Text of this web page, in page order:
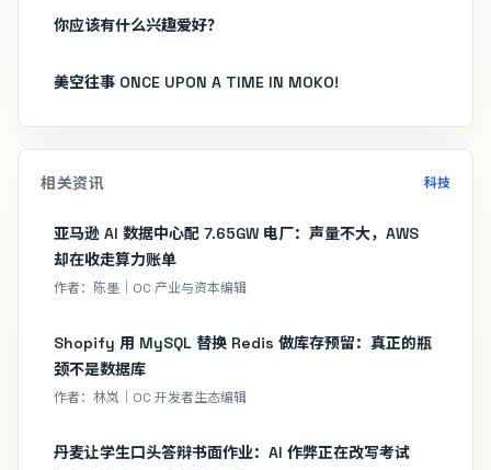
你应该有什么兴趣爱好？
美空往事 ONCE UPON A TIME IN MOKO!
相关资讯 科技
亚马逊 AI 数据中心配 7.65GW 电厂：声量不大，AWS
却在收走算力账单
作者：陈墨｜OC 产业与资本编辑
Shopify 用 MySQL 替换 Redis 做库存预留：真正的瓶
颈不是数据库
作者：林岚｜OC 开发者生态编辑
丹麦让学生口头答辩书面作业：AI 作弊正在改写考试